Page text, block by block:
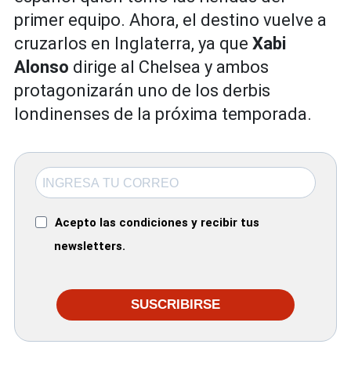
primer equipo. Ahora, el destino vuelve a
cruzarlos en Inglaterra, ya que Xabi
Alonso dirige al Chelsea y ambos
protagonizarán uno de los derbis
londinenses de la próxima temporada.
Acepto las condiciones y recibir tus
newsletters.
SUSCRIBIRSE